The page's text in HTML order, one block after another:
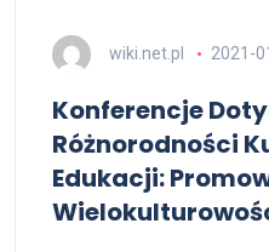
wiki.net.pl 2021-
Konferencje
Różnorodności
Edukacji: